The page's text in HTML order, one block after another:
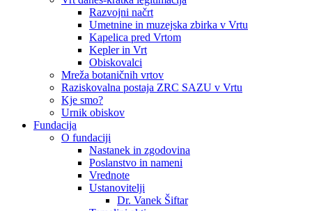
Razvojni načrt
Umetnine in muzejska zbirka v Vrtu
Kapelica pred Vrtom
Kepler in Vrt
Obiskovalci
Mreža botaničnih vrtov
Raziskovalna postaja ZRC SAZU v Vrtu
Kje smo?
Urnik obiskov
Fundacija
O fundaciji
Nastanek in zgodovina
Poslanstvo in nameni
Vrednote
Ustanovitelji
Dr. Vanek Šiftar